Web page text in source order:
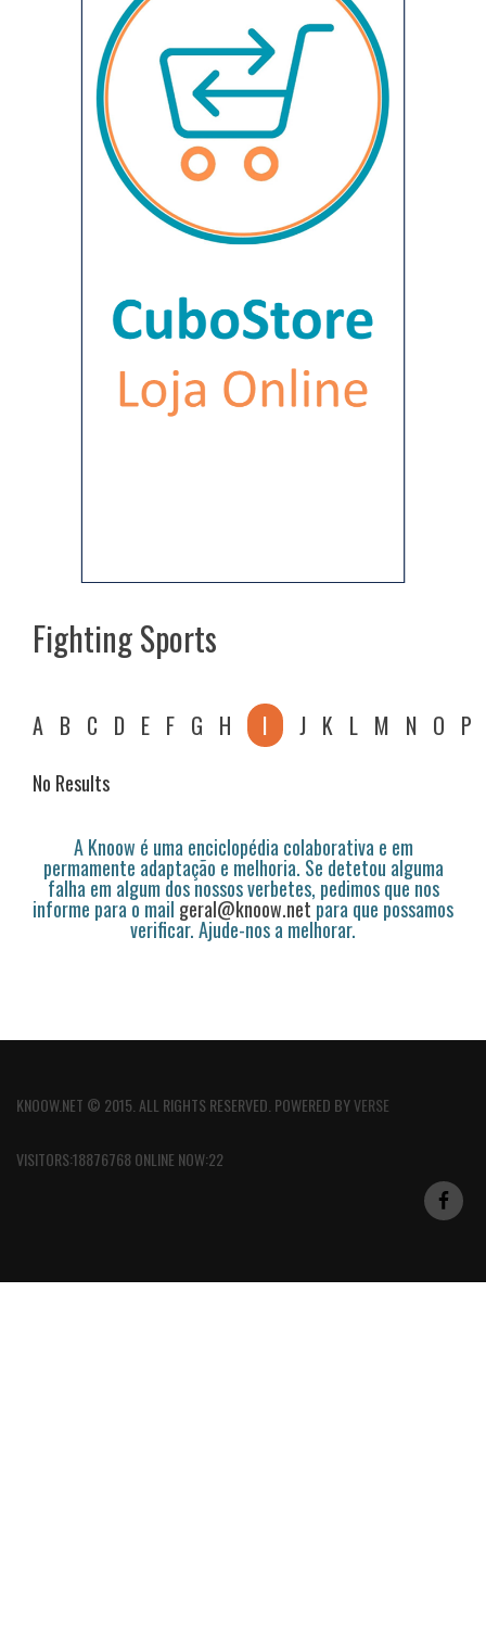
Fighting Sports
A B C D E F G H I J K L M N O P
No Results
A Knoow é uma enciclopédia colaborativa e em
permamente adaptação e melhoria. Se detetou alguma
falha em algum dos nossos verbetes, pedimos que nos
informe para o mail geral@knoow.netpara que possamos
verificar. Ajude-nos a melhorar.
KNOOW.NET © 2015. ALL RIGHTS RESERVED. POWERED BYVERSE
VISITORS:18876768 ONLINE NOW:22